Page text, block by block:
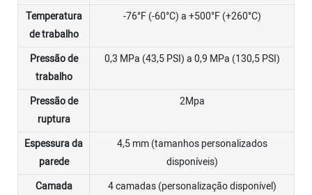
Temperatura
de trabalho
-76°F (-60°C) a +500°F (+260°C)
Pressão de
trabalho
0,3 MPa (43,5 PSI) a 0,9 MPa (130,5 PSI)
Pressão de
ruptura
2Mpa
Espessura da
parede
4,5 mm (tamanhos personalizados
disponíveis)
Camada
4 camadas (personalização disponível)